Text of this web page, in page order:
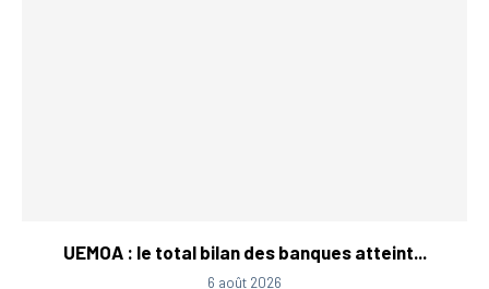
UEMOA : le total bilan des banques atteint...
6 août 2026